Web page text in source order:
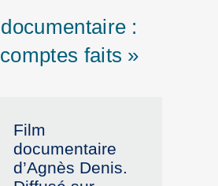
:
faits »
Film
documentaire
d’Agnès Denis.